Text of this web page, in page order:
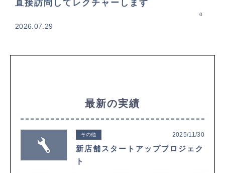
直接訪問してレクチャーします
2026.07.29
0
最新の実績
その他 2025/11/30
新店舗スタートアッププロジェク
ト